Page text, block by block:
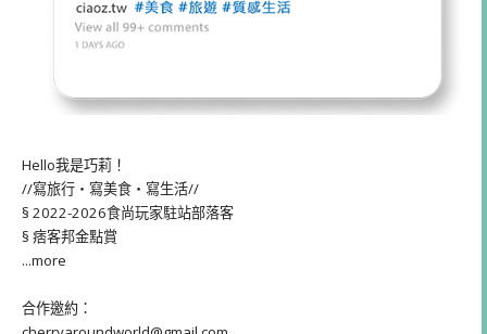
Hello我是巧莉！
//寫旅行・寫美食・寫生活//
§ 2022-2026食尚玩家駐站部落客
§ 痞客邦金點賞
...more
合作邀約：